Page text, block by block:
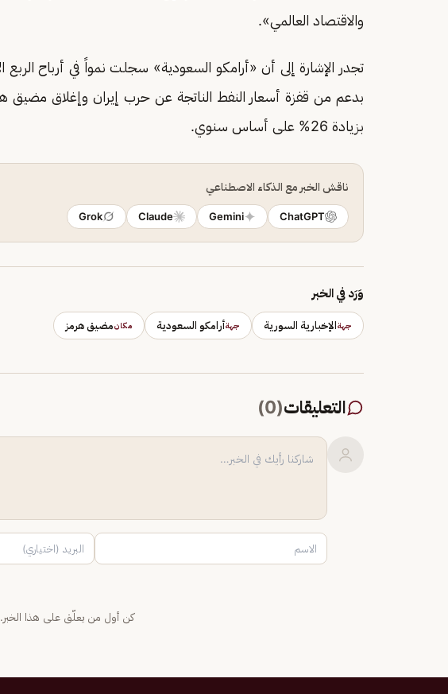
والاقتصاد العالمي».
بزيادة 26% على أساس سنوي.
ناقش الخبر مع الذكاء الاصطناعي
ChatGPT
Gemini
Claude
Grok
وَرَد في الخبر
جهةالإخبارية السورية جهةأرامكو السعودية مكانمضيق هرمز
التعليقات(
0
)
كن أول من يعلّق على هذا الخبر.